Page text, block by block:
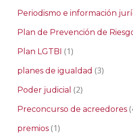
Periodismo e información
Plan de Prevención de
Plan LGTBI (1)
planes de igualdad (3)
Poder judicial (2)
Preconcurso de acreedores
premios (1)